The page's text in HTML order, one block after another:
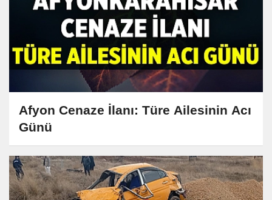
Afyon Cenaze İlanı: Türe Ailesinin Acı
Günü